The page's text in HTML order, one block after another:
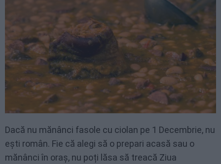
Dacă nu mănânci fasole cu ciolan pe 1 Decembrie, nu
ești român. Fie că alegi să o prepari acasă sau o
mănânci în oraș, nu poți lăsa să treacă Ziua